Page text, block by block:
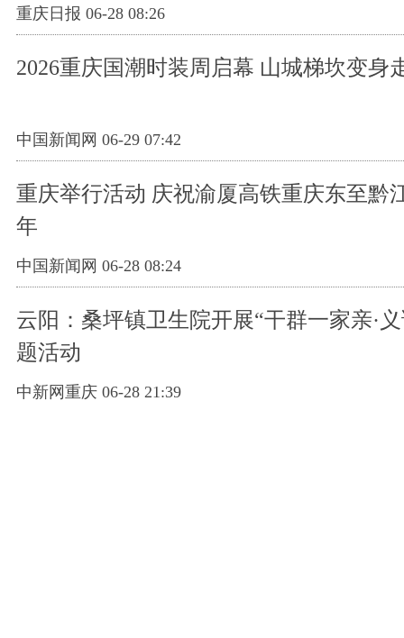
重庆日报 06-28 08:26
2026重庆国潮时装周启幕 山城梯坎变身
中国新闻网 06-29 07:42
重庆举行活动 庆祝渝厦高铁重庆东至黔
年
中国新闻网 06-28 08:24
云阳：桑坪镇卫生院开展“干群一家亲·
题活动
中新网重庆 06-28 21:39